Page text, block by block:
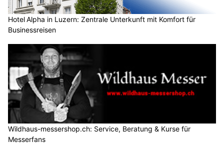
Hotel Alpha in Luzern: Zentrale Unterkunft mit Komfort für
Businessreisen
Wildhaus-messershop.ch: Service, Beratung & Kurse für
Messerfans